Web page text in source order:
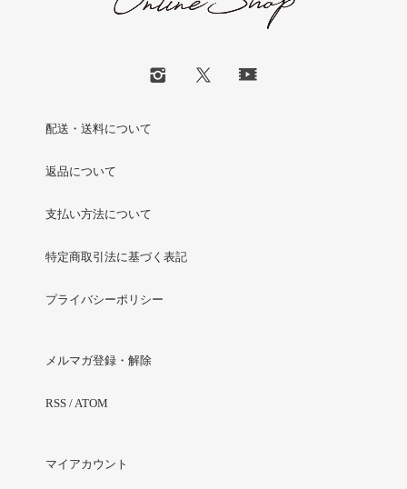
配送・送料について
返品について
支払い方法について
特定商取引法に基づく表記
プライバシーポリシー
メルマガ登録・解除
RSS / ATOM
マイアカウント